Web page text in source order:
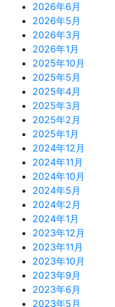
2026年6月
2026年5月
2026年3月
2026年1月
2025年10月
2025年5月
2025年4月
2025年3月
2025年2月
2025年1月
2024年12月
2024年11月
2024年10月
2024年5月
2024年2月
2024年1月
2023年12月
2023年11月
2023年10月
2023年9月
2023年6月
2023年5月